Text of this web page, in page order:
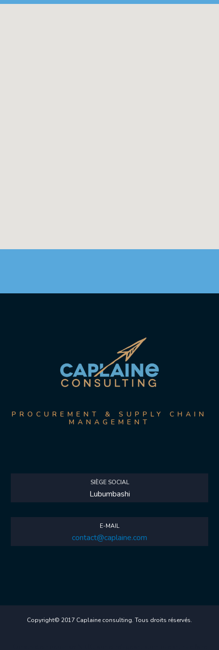
PROCUREMENT & SUPPLY CHAIN
MANAGEMENT
SIÈGE SOCIAL
Lubumbashi
E-MAIL
contact@caplaine.com
Copyright© 2017 Caplaine consulting. Tous droits réservés.